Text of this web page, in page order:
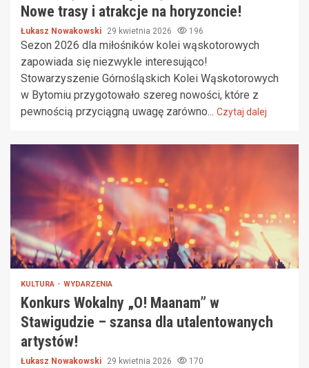
Nowe trasy i atrakcje na horyzoncie!
Łukasz Nowakowski 29 kwietnia 2026 196
Sezon 2026 dla miłośników kolei wąskotorowych
zapowiada się niezwykle interesująco!
Stowarzyszenie Górnośląskich Kolei Wąskotorowych
w Bytomiu przygotowało szereg nowości, które z
pewnością przyciągną uwagę zarówno... Czytaj dalej
KULTURA WYDARZENIA
Konkurs Wokalny „O! Maanam” w
Stawigudzie – szansa dla utalentowanych
artystów!
Łukasz Nowakowski 29 kwietnia 2026 170